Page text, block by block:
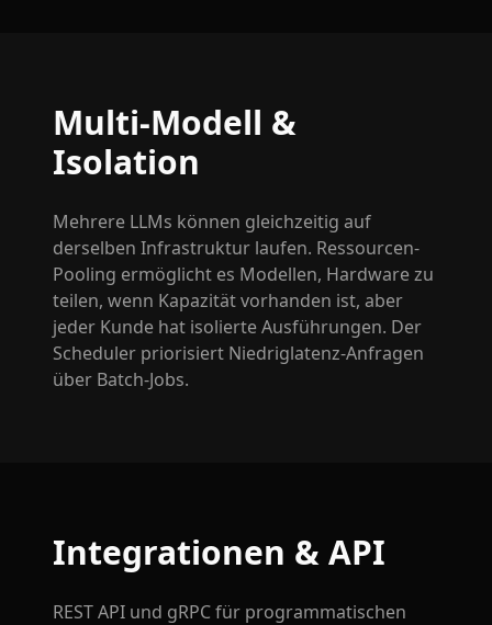
Multi-Modell &
Isolation
Mehrere LLMs können gleichzeitig auf
derselben Infrastruktur laufen. Ressourcen-
Pooling ermöglicht es Modellen, Hardware zu
teilen, wenn Kapazität vorhanden ist, aber
jeder Kunde hat isolierte Ausführungen. Der
Scheduler priorisiert Niedriglatenz-Anfragen
über Batch-Jobs.
Integrationen & API
REST API und gRPC für programmatischen